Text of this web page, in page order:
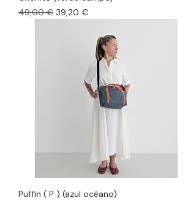
Precio
49,00 € Precio de oferta
39,20 €
Puffin ( P ) (azul océano)